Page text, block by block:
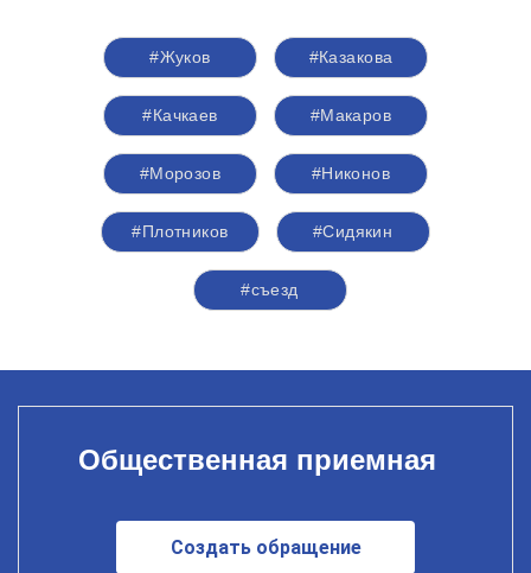
#Жуков #Казакова
#Качкаев #Макаров
#Морозов #Никонов
#Плотников #Сидякин
#съезд
Общественная приемная
Создать обращение